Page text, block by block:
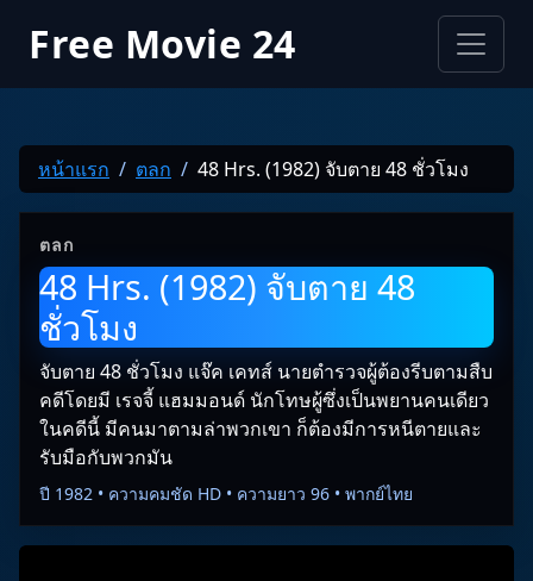
Free Movie 24
หน้าแรก ตลก 48 Hrs. (1982) จับตาย 48 ชั่วโมง
ตลก
48 Hrs. (1982) จับตาย 48
ชั่วโมง
จับตาย 48 ชั่วโมง แจ๊ค เคทส์ นายตำรวจผู้ต้องรีบตามสืบ
คดีโดยมี เรจจี้ แฮมมอนด์ นักโทษผู้ซึ่งเป็นพยานคนเดียว
ในคดีนี้ มีคนมาตามล่าพวกเขา ก็ต้องมีการหนีตายและ
รับมือกับพวกมัน
ปี 1982 • ความคมชัด HD • ความยาว 96 • พากย์ไทย